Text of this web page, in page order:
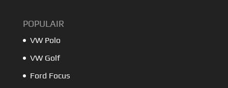
POPULAIR
VW Polo
VW Golf
Ford Focus